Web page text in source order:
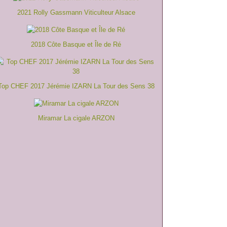
2021 Rolly Gassmann Viticulteur Alsace
2018 Côte Basque et Île de Ré
CHEF 2017 Jérémie IZARN La Tour des Sens 38
Miramar La cigale ARZON